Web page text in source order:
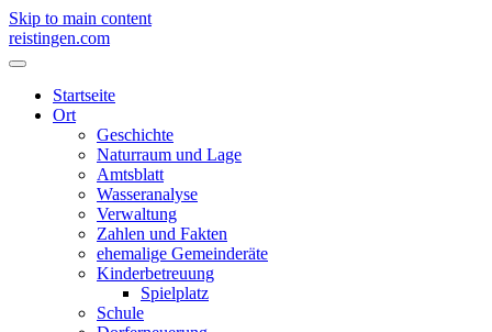
Skip to main content
reistingen.com
Startseite
Ort
Geschichte
Naturraum und Lage
Amtsblatt
Wasseranalyse
Verwaltung
Zahlen und Fakten
ehemalige Gemeinderäte
Kinderbetreuung
Spielplatz
Schule